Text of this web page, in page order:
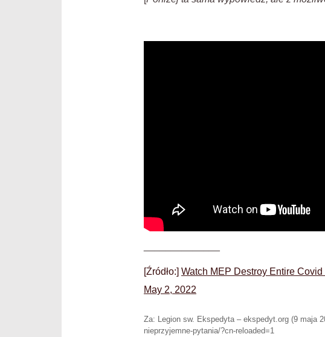
[Źródło:] Watch MEP Destroy Entire Covid
May 2, 2022
Za: Legion sw. Ekspedyta – ekspedyt.org (9 maja
nieprzyjemne-pytania/?cn-reloaded=1